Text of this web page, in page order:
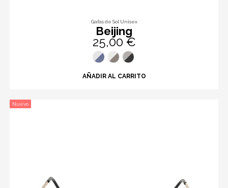
Gafas de Sol Unisex
Beijing
25,00 €
AÑADIR AL CARRITO
Nuevo